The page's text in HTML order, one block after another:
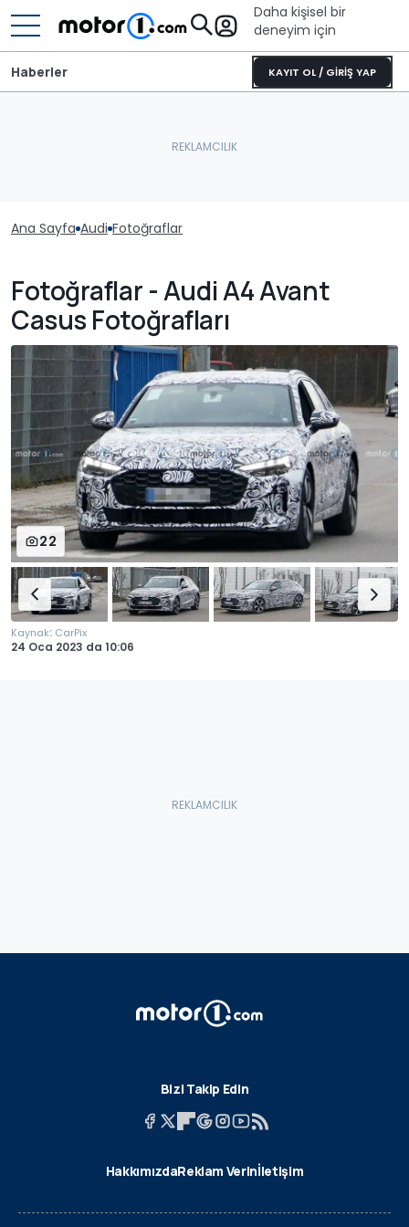
Daha kişisel bir
deneyim için
KAYIT OL / GİRİŞ YAP
Haberler
Ana Sayfa Audi Fotoğraflar
Fotoğraflar - Audi A4 Avant
Casus Fotoğrafları
22
Kaynak: CarPix
24 Oca 2023 da 10:06
Bizi Takip Edin
HakkımızdaReklam Verinİletişim